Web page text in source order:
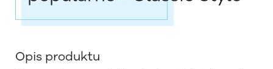
Opis produktu